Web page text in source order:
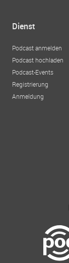
Dienst
Podcast anmelden
Podcast hochladen
Podcast-Events
Registrierung
Anmeldung